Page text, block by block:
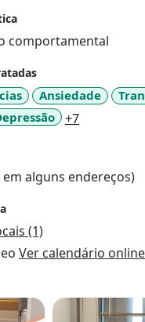
comportamental
Ansiedade
+7
alguns endereços)
(1)
Ver calendário online